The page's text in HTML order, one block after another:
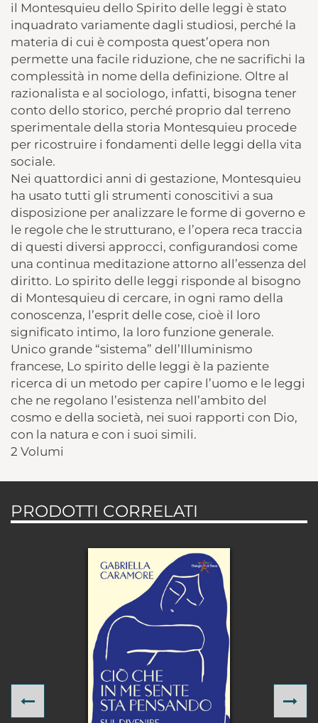
il Montesquieu dello Spirito delle leggi è stato
inquadrato variamente dagli studiosi, perché la
materia di cui è composta quest’opera non
permette una facile riduzione, che ne sacrifichi la
complessità in nome della definizione. Oltre al
razionalista e al sociologo, infatti, bisogna tener
conto dello storico, perché proprio dal terreno
sperimentale della storia Montesquieu procede
per ricostruire i fondamenti delle leggi della vita
sociale.
Nei quattordici anni di gestazione, Montesquieu
ha usato tutti gli strumenti conoscitivi a sua
disposizione per analizzare le forme di governo e
le regole che le strutturano, e l’opera reca traccia
di questi diversi approcci, configurandosi come
una continua meditazione attorno all’essenza del
diritto. Lo spirito delle leggi risponde al bisogno
di Montesquieu di cercare, in ogni ramo della
conoscenza, l’esprit delle cose, cioè il loro
significato intimo, la loro funzione generale.
Unico grande “sistema” dell’Illuminismo
francese, Lo spirito delle leggi è la paziente
ricerca di un metodo per capire l’uomo e le leggi
che ne regolano l’esistenza nell’ambito del
cosmo e della società, nei suoi rapporti con Dio,
con la natura e con i suoi simili.
2 Volumi
PRODOTTI CORRELATI
Previous